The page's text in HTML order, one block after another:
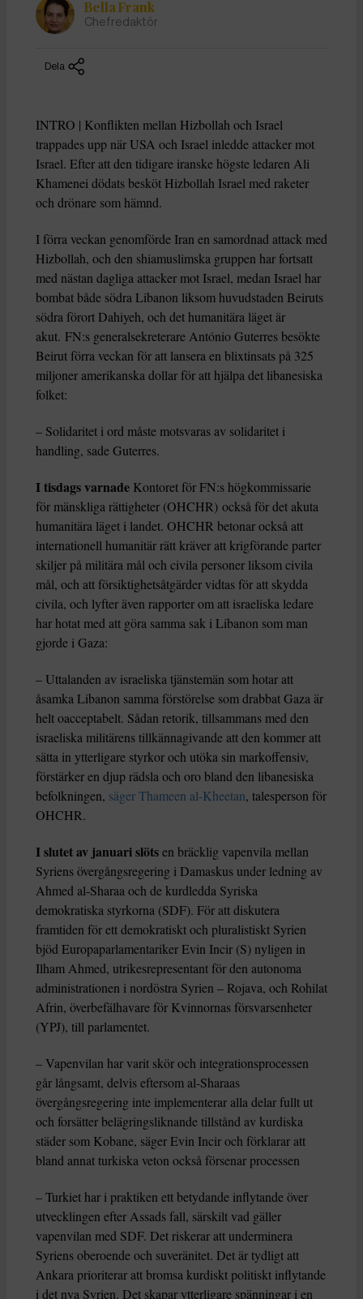
Bella Frank
Chefredaktör
Dela
INTRO | Konflikten mellan Hizbollah och Israel
trappades upp när USA och Israel inledde attacker mot
Israel. Efter att den tidigare iranske högste ledaren Ali
Khamenei dödats besköt Hizbollah Israel med raketer
och drönare som hämnd.
I förra veckan genomförde Iran en samordnad attack med
Hizbollah, och den shiamuslimska gruppen har fortsatt
med nästan dagliga attacker mot Israel, medan Israel har
bombat både södra Libanon liksom huvudstaden Beiruts
södra förort Dahiyeh, och det humanitära läget är
akut. FN:s generalsekreterare António Guterres besökte
Beirut förra veckan för att lansera en blixtinsats på 325
miljoner amerikanska dollar för att hjälpa det libanesiska
folket:
– Solidaritet i ord måste motsvaras av solidaritet i
handling, sade Guterres.
I tisdags varnade Kontoret för FN:s högkommissarie
för mänskliga rättigheter (OHCHR) också för det akuta
humanitära läget i landet. OHCHR betonar också att
internationell humanitär rätt kräver att krigförande parter
skiljer på militära mål och civila personer liksom civila
mål, och att försiktighetsåtgärder vidtas för att skydda
civila, och lyfter även rapporter om att israeliska ledare
har hotat med att göra samma sak i Libanon som man
gjorde i Gaza:
– Uttalanden av israeliska tjänstemän som hotar att
åsamka Libanon samma förstörelse som drabbat Gaza är
helt oacceptabelt. Sådan retorik, tillsammans med den
israeliska militärens tillkännagivande att den kommer att
sätta in ytterligare styrkor och utöka sin markoffensiv,
förstärker en djup rädsla och oro bland den libanesiska
befolkningen, säger Thameen al-Kheetan, talesperson för
OHCHR.
I slutet av januari slötsen bräcklig vapenvila mellan
Syriens övergångsregering i Damaskus under ledning av
Ahmed al-Sharaa och de kurdledda Syriska
demokratiska styrkorna (SDF). För att diskutera
framtiden för ett demokratiskt och pluralistiskt Syrien
bjöd Europaparlamentariker Evin Incir (S) nyligen in
Ilham Ahmed, utrikesrepresentant för den autonoma
administrationen i nordöstra Syrien – Rojava, och Rohilat
Afrin, överbefälhavare för Kvinnornas försvarsenheter
(YPJ), till parlamentet.
– Vapenvilan har varit skör och integrationsprocessen
går långsamt, delvis eftersom al-Sharaas
övergångsregering inte implementerar alla delar fullt ut
och forsätter belägringsliknande tillstånd av kurdiska
städer som Kobane, säger Evin Incir och förklarar att
bland annat turkiska veton också försenar processen
– Turkiet har i praktiken ett betydande inflytande över
utvecklingen efter Assads fall, särskilt vad gäller
vapenvilan med SDF. Det riskerar att underminera
Syriens oberoende och suveränitet. Det är tydligt att
Ankara prioriterar att bromsa kurdiskt politiskt inflytande
i det nya Syrien. Det skapar ytterligare spänningar i en